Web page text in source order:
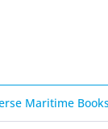
Maritime